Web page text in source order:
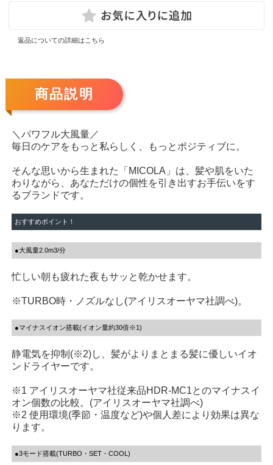
返品についての詳細はこちら
商品説明
＼パワフル大風量／
毎日のケアをもっと私らしく、もっとポジティブに。
そんな思いから生まれた「MICOLA」は、髪や肌をいた
わりながら、あなただけの個性を引き出すお手伝いをす
るブランドです。
おすすめポイント！
●大風量2.0m3/分
忙しい朝も疲れた夜もサッと乾かせます。
※TURBO時・ノズルなし(アイリスオーヤマ社調べ)。
●マイナスイオン搭載(イオン量約30倍※1)
静電気を抑制(※2)し、髪がよりまとまる髪に優しいイオ
ンドライヤーです。
※1 アイリスオーヤマ社従来品HDR‐MC1とのマイナスイ
オン個数の比較。(アイリスオーヤマ社調べ)
※2 使用環境(季節・温度など)や個人差により効果は異な
ります。
●3モード搭載(TURBO・SET・COOL)